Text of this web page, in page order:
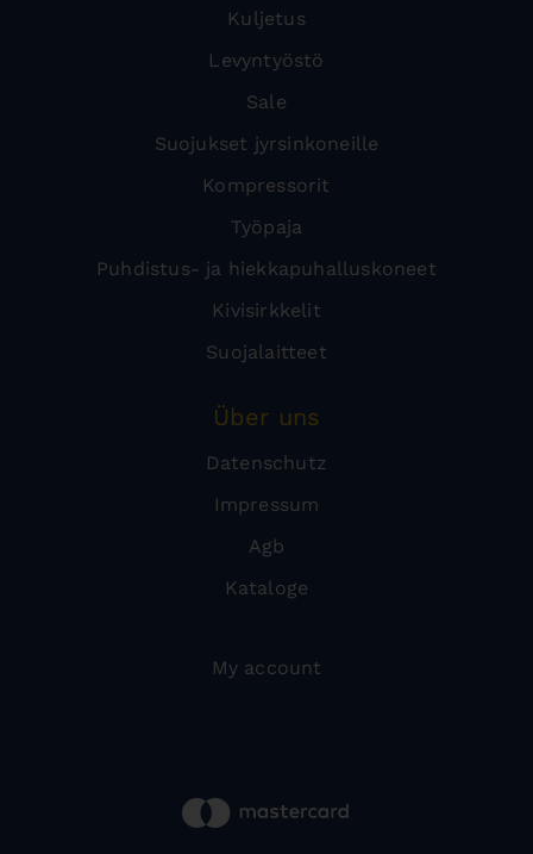
Kuljetus
Levyntyöstö
Sale
Suojukset jyrsinkoneille
Kompressorit
Työpaja
Puhdistus- ja hiekkapuhalluskoneet
Kivisirkkelit
Suojalaitteet
Über uns
Datenschutz
Impressum
Agb
Kataloge
My account